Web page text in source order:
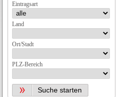
Eintragsart
Land
Ort/Stadt
PLZ-Bereich